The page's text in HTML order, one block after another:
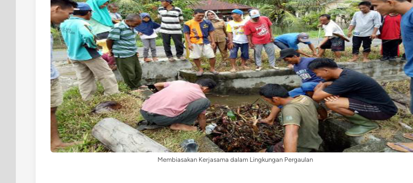
Membiasakan Kerjasama dalam Lingkungan Pergaulan